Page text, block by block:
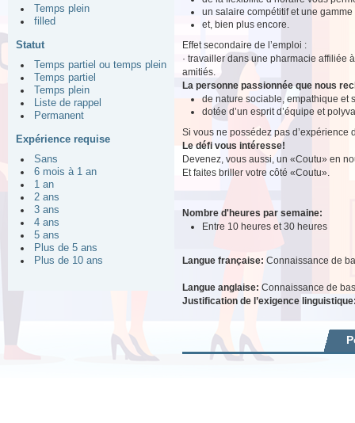
Temps plein
filled
Statut
Temps partiel ou temps plein
Temps partiel
Temps plein
Liste de rappel
Permanent
Expérience requise
Sans
6 mois à 1 an
1 an
2 ans
3 ans
4 ans
5 ans
Plus de 5 ans
Plus de 10 ans
un salaire compétitif et une gamme
et, bien plus encore.
Effet secondaire de l’emploi :
· travailler dans une pharmacie affiliée
amitiés.
La personne passionnée que nous
de nature sociable, empathique et
dotée d’un esprit d’équipe et
Si vous ne possédez pas d’expérience
Le défi vous intéresse!
Devenez, vous aussi, un «Coutu» en
Et faites briller votre côté «Coutu».
Nombre d'heures par semaine:
Entre 10 heures et 30 heures
Langue française: Connaissance de
Langue anglaise: Connaissance de
Justification de l’exigence